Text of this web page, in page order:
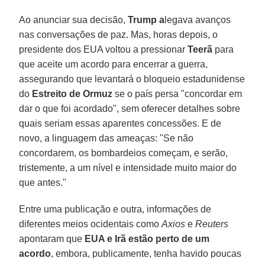
Ao anunciar sua decisão, Trump a legava avanços
nas conversações de paz. Mas, horas depois, o
presidente dos EUA voltou a pressionarTeerã para
que aceite um acordo para encerrar a guerra,
assegurando que levantará o bloqueio estadunidense
do Estreito de Ormuz se o país persa "concordar em
dar o que foi acordado", sem oferecer detalhes sobre
quais seriam essas aparentes concessões. E de
novo, a linguagem das ameaças: "Se não
concordarem, os bombardeios começam, e serão,
tristemente, a um nível e intensidade muito maior do
que antes."
Entre uma publicação e outra, informações de
diferentes meios ocidentais comoAxios eReuters
apontaram que EUA e Irã estão perto de um
acordo, embora, publicamente, tenha havido poucas